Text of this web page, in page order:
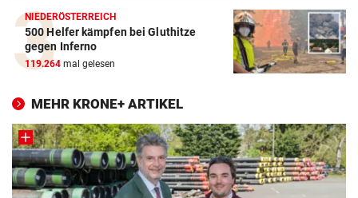
NIEDERÖSTERREICH
500 Helfer kämpfen bei Gluthitze
gegen Inferno
119.264 mal gelesen
MEHR KRONE+ ARTIKEL